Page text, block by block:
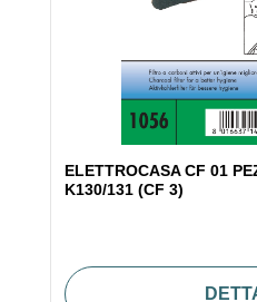
ELETTROCASA CF 01
K130/131 (CF 3)